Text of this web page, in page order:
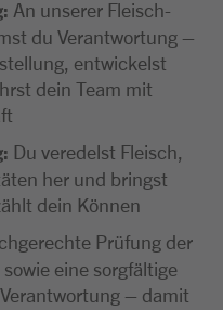
An unserer Fleisch-
du Verantwortung –
entwickelst
dein Team mit
Du veredelst Fleisch,
her und bringst
dein Können
Prüfung der
eine sorgfältige
– damit